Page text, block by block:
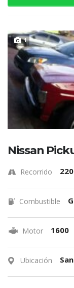
1
Nissan
Recorrido
Combustible
Motor 1600
Ubicación